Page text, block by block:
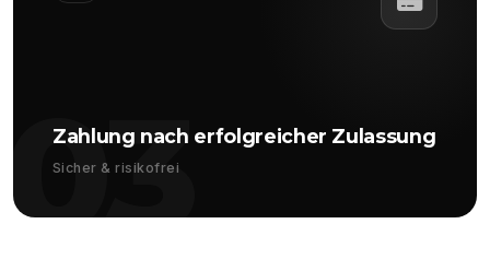
03
Zahlung nach erfolgreicher Zulassung
Sicher & risikofrei